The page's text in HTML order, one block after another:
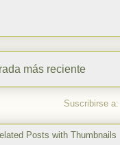
más reciente
Suscribirse a: